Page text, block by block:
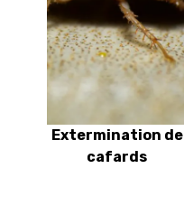
Extermination de
cafards